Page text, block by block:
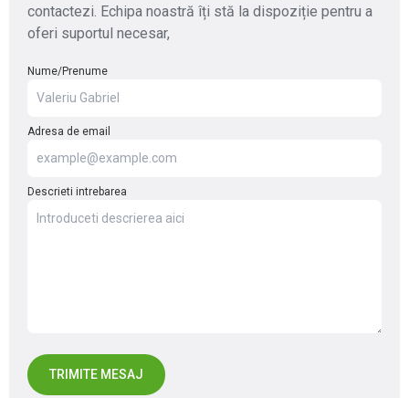
contactezi. Echipa noastră îți stă la dispoziție pentru a
oferi suportul necesar,
Nume/Prenume
Adresa de email
Descrieti intrebarea